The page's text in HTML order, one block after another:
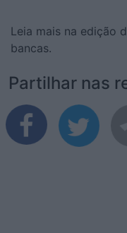
Leia mais na edição
bancas.
Partilhar nas